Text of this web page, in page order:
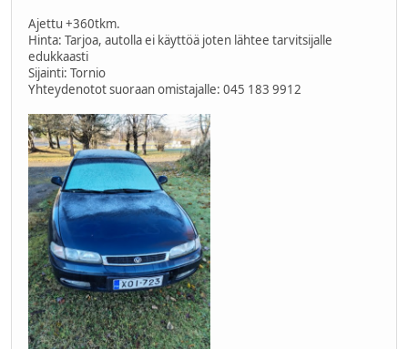
Ajettu +360tkm.
Hinta: Tarjoa, autolla ei käyttöä joten lähtee tarvitsijalle
edukkaasti
Sijainti: Tornio
Yhteydenotot suoraan omistajalle: 045 183 9912